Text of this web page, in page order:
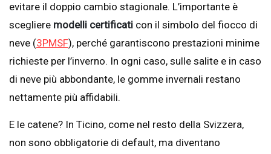
evitare il doppio cambio stagionale. L’importante è
scegliere modelli certificati con il simbolo del fiocco di
neve (3PMSF), perché garantiscono prestazioni minime
richieste per l’inverno. In ogni caso, sulle salite e in caso
di neve più abbondante, le gomme invernali restano
nettamente più affidabili.
E le catene? In Ticino, come nel resto della Svizzera,
non sono obbligatorie di default, ma diventano